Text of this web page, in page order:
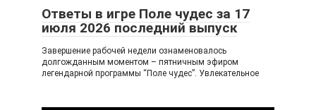
ki
Ответы в игре Поле чудес за 17
июля 2026 последний выпуск
Завершение рабочей недели ознаменовалось
долгожданным моментом – пятничным эфиром
легендарной программы “Поле чудес”. Увлекательное